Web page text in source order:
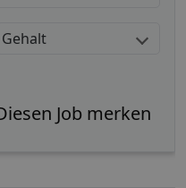
Gehalt